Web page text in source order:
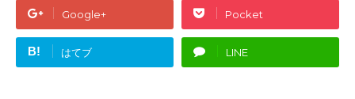
Google+ Pocket
B! はてブ LINE